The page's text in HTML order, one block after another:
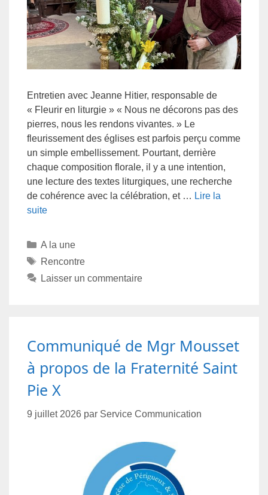
Entretien avec Jeanne Hitier, responsable de
« Fleurir en liturgie » « Nous ne décorons pas des
pierres, nous les rendons vivantes. » Le
fleurissement des églises est parfois perçu comme
un simple embellissement. Pourtant, derrière
chaque composition florale, il y a une intention,
une lecture des textes liturgiques, une recherche
de cohérence avec la célébration, et … Lire la
suite
A la une
Rencontre
Laisser un commentaire
Communiqué de Mgr Mousset
à propos de la Fraternité Saint
Pie X
9 juillet 2026 par Service Communication